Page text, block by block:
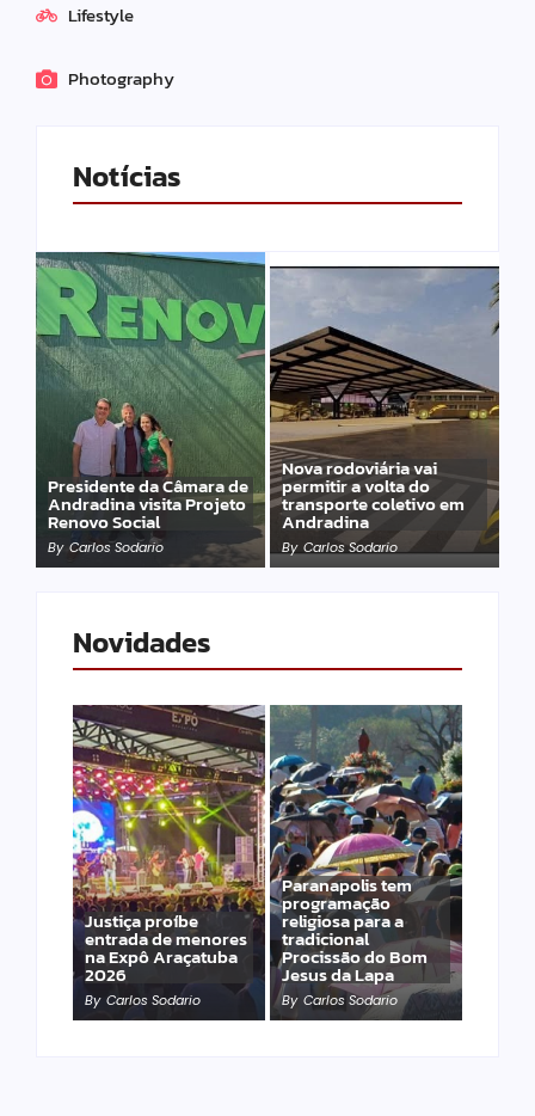
Lifestyle
Photography
Notícias
Presidente da Câmara de
Andradina visita Projeto
Renovo Social
By Carlos Sodario
Nova rodoviária vai
permitir a volta do
transporte coletivo em
Andradina
By Carlos Sodario
Novidades
Justiça proíbe
entrada de menores
na Expô Araçatuba
2026
By Carlos Sodario
Paranapolis tem
programação
religiosa para a
tradicional
Procissão do Bom
Jesus da Lapa
By Carlos Sodario